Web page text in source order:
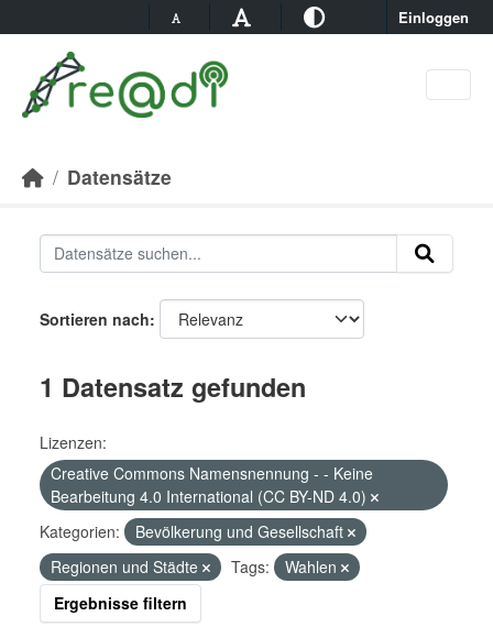
Einloggen
Datensätze
Sortieren nach
1 Datensatz gefunden
Lizenzen:
Creative Commons Namensnennung - - Keine
Bearbeitung 4.0 International (CC BY-ND 4.0)
Kategorien:
Bevölkerung und Gesellschaft
Regionen und Städte
Tags:
Wahlen
Ergebnisse filtern